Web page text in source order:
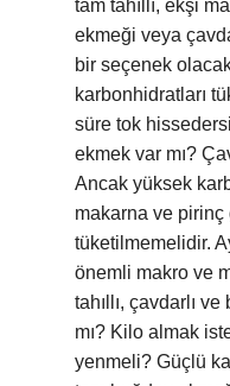
tam tahıllı, ekşi
ekmeği veya
bir seçenek
karbonhidratları
süre tok
ekmek var mı?
Ancak yüksek
makarna ve
tüketilmemelidir.
önemli makro ve
tahıllı, çavdarlı
mı? Kilo almak
yenmeli? Güçlü